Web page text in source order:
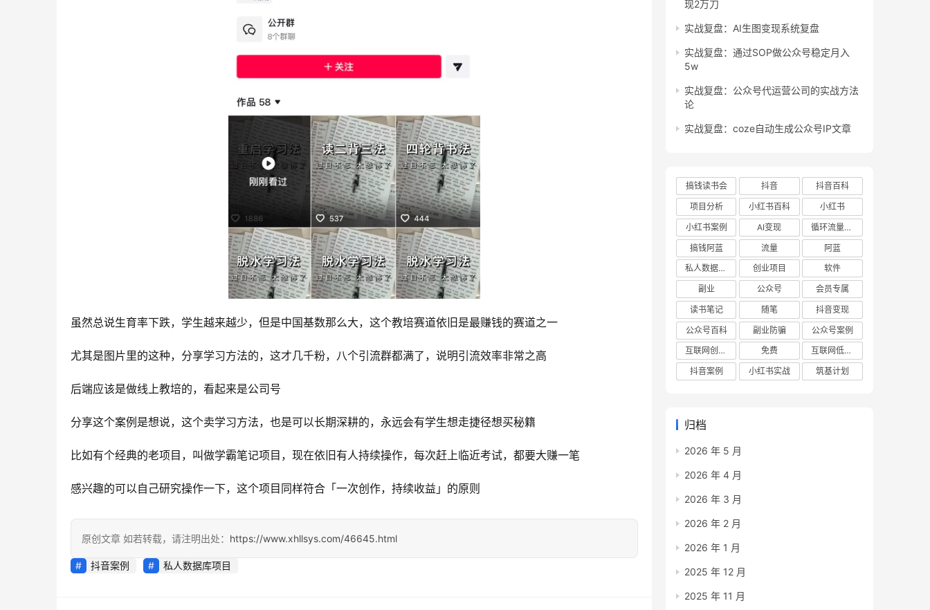
虽然总说生育率下跌，学生越来越少，但是中国基数那么大，这个教培赛道依旧是最赚钱的赛道之一
尤其是图片里的这种，分享学习方法的，这才几千粉，八个引流群都满了，说明引流效率非常之高
后端应该是做线上教培的，看起来是公司号
分享这个案例是想说，这个卖学习方法，也是可以长期深耕的，永远会有学生想走捷径想买秘籍
比如有个经典的老项目，叫做学霸笔记项目，现在依旧有人持续操作，每次赶上临近考试，都要大赚一笔
感兴趣的可以自己研究操作一下，这个项目同样符合「一次创作，持续收益」的原则
原创文章 如若转载，请注明出处： https://www.xhllsys.com/46645.html
抖音案例 私人数据库项目
现2万刀
实战复盘：AI生图变现系统复盘
实战复盘：通过SOP做公众号稳定月入
5w
实战复盘：公众号代运营公司的实战方法
论
实战复盘：coze自动生成公众号IP文章
搞钱读书会 抖音
抖音百科
项目分析
小红书百科
小红书
小红书案例
AI变现
循环流量实验室
搞钱阿蓝
流量
阿蓝
私人数据库项目
创业项目
软件
副业
公众号
会员专属
读书笔记
随笔
抖音变现
公众号百科
副业防骗
公众号案例
互联网创业项目
免费
互联网低成本创业项目
抖音案例
小红书实战 筑基计划
归档
2026 年 5 月
2026 年 4 月
2026 年 3 月
2026 年 2 月
2026 年 1 月
2025 年 12 月
2025 年 11 月